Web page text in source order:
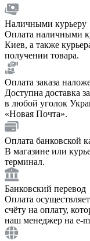
Наличными курьеру
Оплата наличными
Киев, а также
получении товара.
Оплата заказа
Доступна доставка
в любой уголок
«Новая Почта».
Оплата банковской
В магазине или
терминал.
Банковский перевод
Оплата
счёту на оплату,
наш менеджер на e-